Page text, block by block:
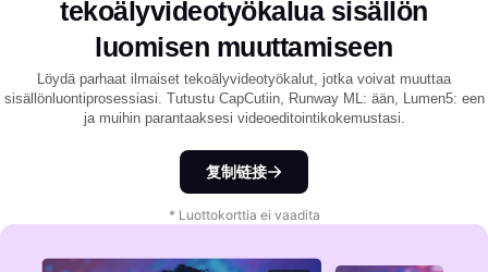
CapCut Pad
CapCut Mobile
Dreamina AI
Tekoälyvideonluoja
Tekoälykuvanluoja
Tekoälypohjainen kuvanparannustoiminto
Dreamina Seedance 2.5
Nano Banana Pro
Kuvaeditori ja -generaattori
Äänigeneraattori ja -editori
Sosiaalinen media
Lisää
Kalenterimallit
Hankkeet
Kumppanit
Pioneeriohjelma
Luovien kumppanien ohjelma
CapCutin luova kampus
tekoälyvideotyökalua sisällön
luomisen muuttamiseen
Löydä parhaat ilmaiset tekoälyvideotyökalut, jotka voivat muuttaa
sisällönluontiprosessiasi. Tutustu CapCutiin, Runway ML: ään, Lumen5: een
ja muihin parantaaksesi videoeditointikokemustasi.
复制链接
* Luottokorttia ei vaadita